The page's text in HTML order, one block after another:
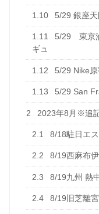
1.10 5/29 銀座
1.11
5/29 東京
ギュ
1.12 5/29 Nike
1.13 5/29 San
2 2023年8月※追
2.1 8/18駐日エ
2.2 8/19西麻布
2.3 8/19九州 熱
2.4 8/19旧芝離